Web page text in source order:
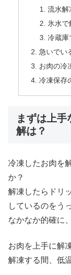
流水解
氷水で
冷蔵庫
急いでい
お肉の冷
冷凍保存
まずは上
解は？
冷凍したお肉を
か？
解凍したらドリ
しているのをう
なかなか的確に
お肉を上手に解
解凍する間、低